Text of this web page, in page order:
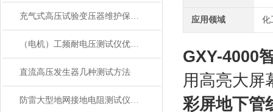
充气式高压试验变压器维护保养方法
（电机）工频耐电压测试仪优点：
直流高压发生器几种测试方法
防雷大型地网接地电阻测试仪操作步骤
应用领域 化
GXY-4000
用高亮大屏
彩屏地下管